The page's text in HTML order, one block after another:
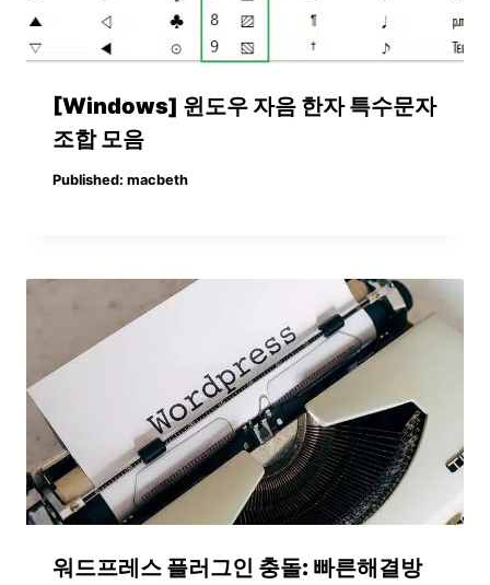
[Windows] 윈도우 자음 한자 특수문자
조합 모음
Published: macbeth
워드프레스 플러그인 충돌: 빠른해결방